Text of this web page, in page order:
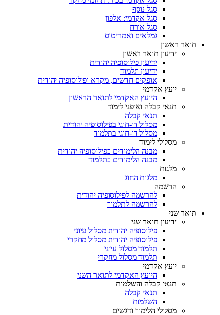
סגל נוסף
סגל אקדמי: אלפון
סגל אורח
גמלאים ואמריטוס
תואר ראשון
ידיעון תואר ראשון
ידיעון פילוסופיה יהודית
ידיעון תלמוד
אופקים חדשים, מקרא ופילוסופיה יהודית
יועץ אקדמי
היועץ האקדמי לתואר הראשון
תנאי קבלה ואופני לימוד
תנאי קבלה
מסלול דו-חוגי בפילוסופיה יהודית
מסלול דו-חוגי בתלמוד
מסלולי לימוד
מבנה הלימודים בפילוסופיה יהודית
מבנה הלימודים בתלמוד
מלגות
מלגות החוג
הרשמה
להרשמה לפילוסופיה יהודית
להרשמה לתלמוד
תואר שני
ידיעון תואר שני
פילוסופיה יהודית מסלול עיוני
פילוסופיה יהודית מסלול מחקרי
תלמוד מסלול עיוני
תלמוד מסלול מחקרי
יועץ אקדמי
היועץ האקדמי לתואר השני
תנאי קבלה והשלמות
תנאי קבלה
השלמות
מסלולי הלימוד ודגשים